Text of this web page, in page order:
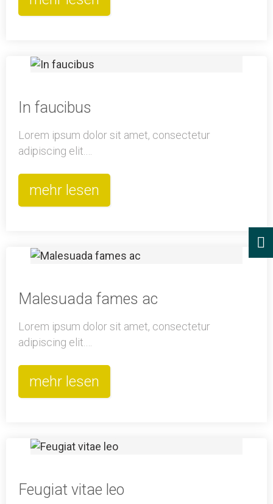
In faucibus
Lorem ipsum dolor sit amet, consectetur
adipiscing elit.…
mehr lesen
Malesuada fames ac
Lorem ipsum dolor sit amet, consectetur
adipiscing elit.…
mehr lesen
Feugiat vitae leo